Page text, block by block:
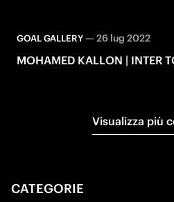
GOAL GALLERY— 26 lug 2022
MOHAMED KALLON | INTER
Visualizza più
CATEGORIE